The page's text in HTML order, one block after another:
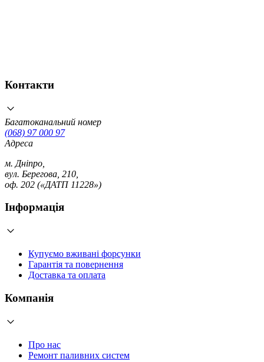
Контакти
Багатоканальний номер
(068) 97 000 97
Адреса
м. Дніпро,
вул. Берегова, 210,
оф. 202 («ДАТП 11228»)
Інформація
Купуємо вживані форсунки
Гарантія та повернення
Доставка та оплата
Компанія
Про нас
Ремонт паливних систем